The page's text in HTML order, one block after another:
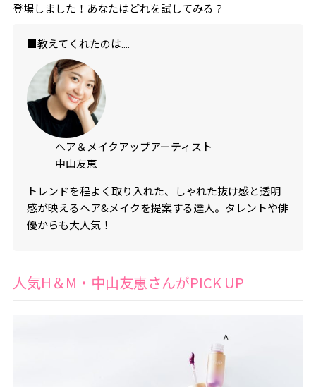
登場しました！あなたはどれを試してみる？
■教えてくれたのは....
ヘア＆メイクアップアーティスト
中山友恵
トレンドを程よく取り入れた、しゃれた抜け感と透明
感が映えるヘア&メイクを提案する達人。タレントや俳
優からも大人気！
人気H＆M・中山友恵さんがPICK UP